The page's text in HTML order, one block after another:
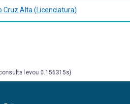
Cruz Alta (Licenciatura)
levou 0.156315s)